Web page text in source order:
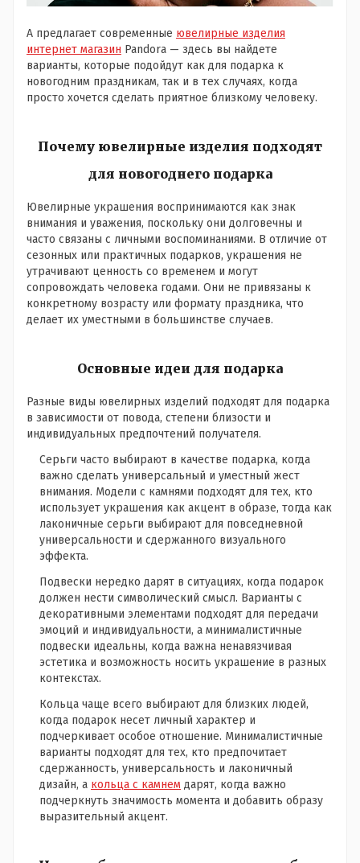
А предлагает современные ювелирные изделия
интернет магазин Pandora — здесь вы найдете
варианты, которые подойдут как для подарка к
новогодним праздникам, так и в тех случаях, когда
просто хочется сделать приятное близкому человеку.
Почему ювелирные изделия подходят
для новогоднего подарка
Ювелирные украшения воспринимаются как знак
внимания и уважения, поскольку они долговечны и
часто связаны с личными воспоминаниями. В отличие от
сезонных или практичных подарков, украшения не
утрачивают ценность со временем и могут
сопровождать человека годами. Они не привязаны к
конкретному возрасту или формату праздника, что
делает их уместными в большинстве случаев.
Основные идеи для подарка
Разные виды ювелирных изделий подходят для подарка
в зависимости от повода, степени близости и
индивидуальных предпочтений получателя.
Серьги часто выбирают в качестве подарка, когда
важно сделать универсальный и уместный жест
внимания. Модели с камнями подходят для тех, кто
использует украшения как акцент в образе, тогда как
лаконичные серьги выбирают для повседневной
универсальности и сдержанного визуального
эффекта.
Подвески нередко дарят в ситуациях, когда подарок
должен нести символический смысл. Варианты с
декоративными элементами подходят для передачи
эмоций и индивидуальности, а минималистичные
подвески идеальны, когда важна ненавязчивая
эстетика и возможность носить украшение в разных
контекстах.
Кольца чаще всего выбирают для близких людей,
когда подарок несет личный характер и
подчеркивает особое отношение. Минималистичные
варианты подходят для тех, кто предпочитает
сдержанность, универсальность и лаконичный
дизайн, а кольца с камнем дарят, когда важно
подчеркнуть значимость момента и добавить образу
выразительный акцент.